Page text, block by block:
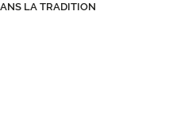
LA TRADITION